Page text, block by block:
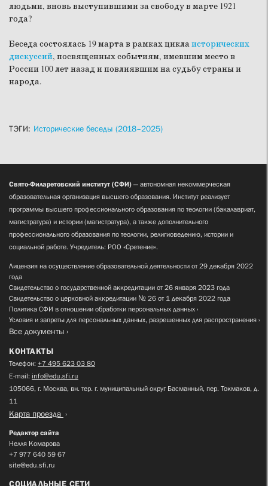
людьми, вновь выступившими за свободу в марте 1921
года?
Беседа состоялась 19 марта в рамках циклаисторических
дискуссий, посвященных событиям, имевшим место в
России 100 лет назад и повлиявшим на судьбу страны и
народа.
ТЭГИ: Исторические беседы (2018–2025)
Свято-Филаретовский институт (СФИ) — автономная некоммерческая
образовательная организация высшего образования. Институт реализует
программы высшего профессионального образования по теологии (бакалавриат,
магистратура) и истории (магистратура), а также дополнительного
профессионального образования по теологии, религиоведению, истории и
социальной работе. Учредитель: РОО «Сретение».
Лицензия на осуществление образовательной деятельности от 29 декабря 2022
года
Свидетельство о государственной аккредитации от 26 января 2023 года
Свидетельство о церковной аккредитации № 26 от 1 декабря 2022 года
Политика СФИ в отношении обработки персональных данных
Условия и запреты для персональных данных, разрешенных для распространения
Все документы
КОНТАКТЫ
Телефон: +7 495 623 03 80
E-mail: info@edu.sfi.ru
105066, г. Москва, вн. тер. г. муниципальный округ Басманный, пер. Токмаков, д.
11
Карта проезда
Редактор сайта
Нелля Комарова
+7 977 640 59 67
site@edu.sfi.ru
СОЦИАЛЬНЫЕ СЕТИ